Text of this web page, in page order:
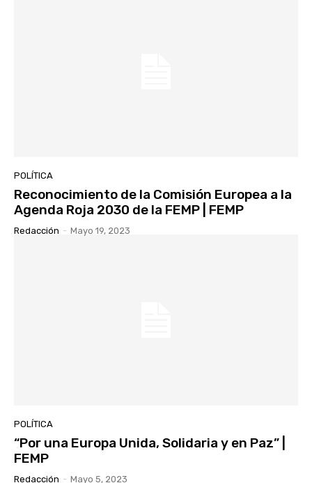
POLÍTICA
Reconocimiento de la Comisión Europea a la
Agenda Roja 2030 de la FEMP | FEMP
Redacción - Mayo 19, 2023
POLÍTICA
“Por una Europa Unida, Solidaria y en Paz” |
FEMP
Redacción - Mayo 5, 2023